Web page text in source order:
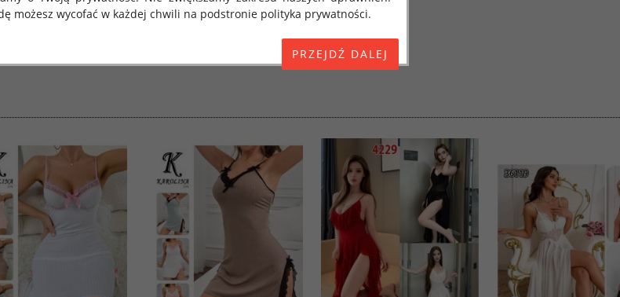
możesz wycofać w każdej chwili na podstronie polityka prywatności.
Parlamentu Europejskiego i Rady (UE) 2016/679 z dnia 27
fizycznych w związku z przetwarzaniem danych osobowych i w sprawie
uchylenia dyrektywy 95/46/WE (określane jako "RODO", "ORODO",
na jakich odbywa się to po dniu 25 maja 2018 roku. Poniżej
lub zamkniesz to okno, to wyrazisz zgodę na przetwarzanie przez OMEZ
możesz w każdym momencie wycofać . Pamiętaj, że wycofanie zgody nie
dokonanego wcześniej.
uprawnieniach (prawo dostępu, sprostowania oraz usunięcia
prawo do ich przenoszenia, niepodlegania zautomatyzowanemu